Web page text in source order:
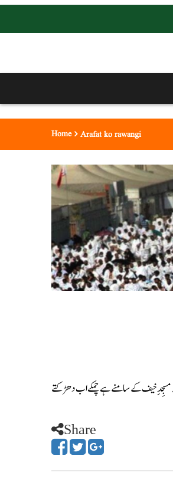
Home Arafat ko rawangi
مسجِدِ خیف کے سامنے ہے چمکے اب دھڑکتے
Share